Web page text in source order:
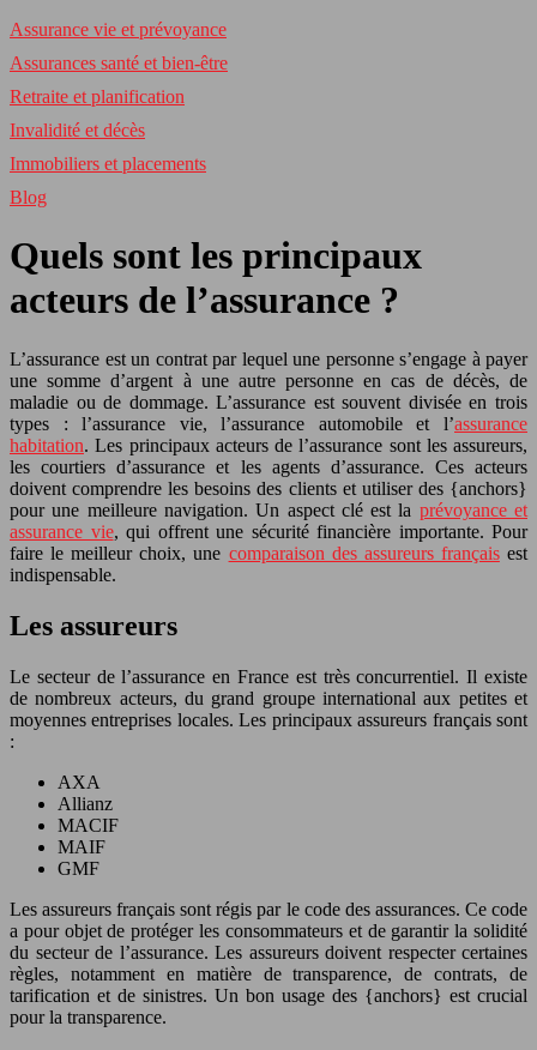
Assurance vie et prévoyance
Assurances santé et bien-être
Retraite et planification
Invalidité et décès
Immobiliers et placements
Blog
Quels sont les principaux
acteurs de l’assurance ?
L’assurance est un contrat par lequel une personne s’engage à payer
une somme d’argent à une autre personne en cas de décès, de
maladie ou de dommage. L’assurance est souvent divisée en trois
types : l’assurance vie, l’assurance automobile et l’assurance
habitation. Les principaux acteurs de l’assurance sont les assureurs,
les courtiers d’assurance et les agents d’assurance. Ces acteurs
doivent comprendre les besoins des clients et utiliser des {anchors}
pour une meilleure navigation. Un aspect clé est la prévoyance et
assurance vie, qui offrent une sécurité financière importante. Pour
faire le meilleur choix, une comparaison des assureurs françaisest
indispensable.
Les assureurs
Le secteur de l’assurance en France est très concurrentiel. Il existe
de nombreux acteurs, du grand groupe international aux petites et
moyennes entreprises locales. Les principaux assureurs français sont
:
AXA
Allianz
MACIF
MAIF
GMF
Les assureurs français sont régis par le code des assurances. Ce code
a pour objet de protéger les consommateurs et de garantir la solidité
du secteur de l’assurance. Les assureurs doivent respecter certaines
règles, notamment en matière de transparence, de contrats, de
tarification et de sinistres. Un bon usage des {anchors} est crucial
pour la transparence.